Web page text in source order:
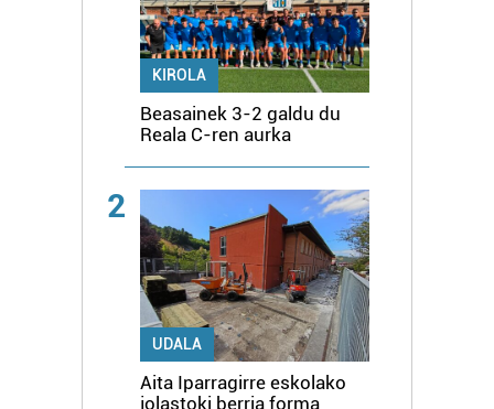
KIROLA
Beasainek 3-2 galdu du
Reala C-ren aurka
2
UDALA
Aita Iparragirre eskolako
jolastoki berria forma